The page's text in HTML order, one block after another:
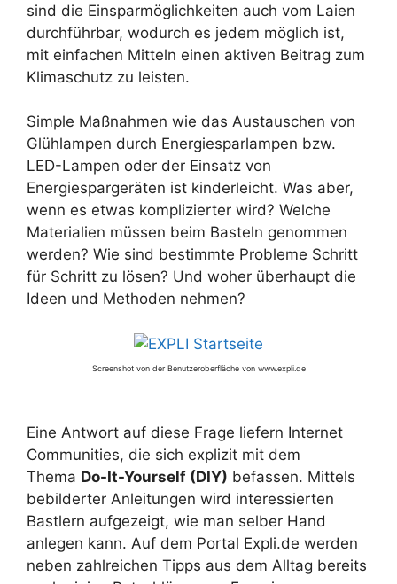
sind die Einsparmöglichkeiten auch vom Laien
durchführbar, wodurch es jedem möglich ist,
mit einfachen Mitteln einen aktiven Beitrag zum
Klimaschutz zu leisten.
Simple Maßnahmen wie das Austauschen von
Glühlampen durch Energiesparlampen bzw.
LED-Lampen oder der Einsatz von
Energiespargeräten ist kinderleicht. Was aber,
wenn es etwas komplizierter wird? Welche
Materialien müssen beim Basteln genommen
werden? Wie sind bestimmte Probleme Schritt
für Schritt zu lösen? Und woher überhaupt die
Ideen und Methoden nehmen?
Screenshot von der Benutzeroberfläche von www.expli.de
Eine Antwort auf diese Frage liefern Internet
Communities, die sich explizit mit dem
Thema Do-It-Yourself (DIY) befassen. Mittels
bebilderter Anleitungen wird interessierten
Bastlern aufgezeigt, wie man selber Hand
anlegen kann. Auf dem Portal Expli.de werden
neben zahlreichen Tipps aus dem Alltag bereits